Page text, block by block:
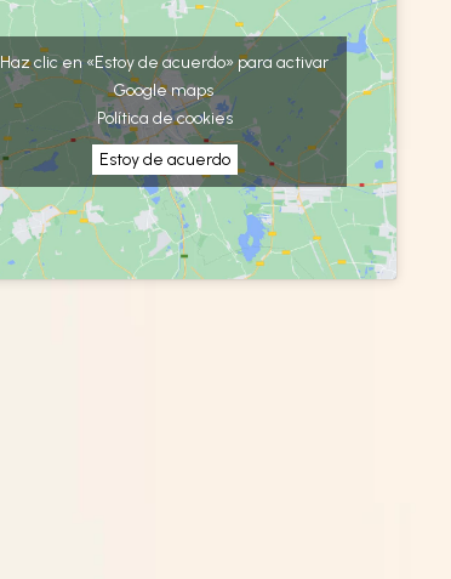
Haz clic en «Estoy de acuerdo» para activar
Google maps
Política de cookies
Estoy de acuerdo